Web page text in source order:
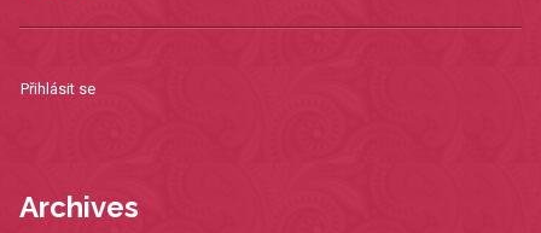
Přihlásit se
Archives